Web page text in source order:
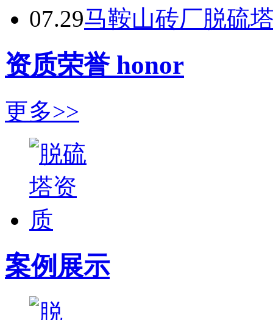
07.29马鞍山砖厂脱硫
资质荣誉 honor
更多>>
案例展示